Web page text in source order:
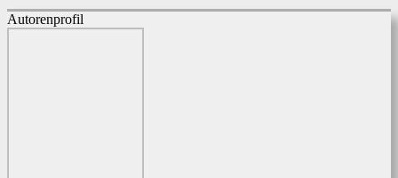
Autorenprofil